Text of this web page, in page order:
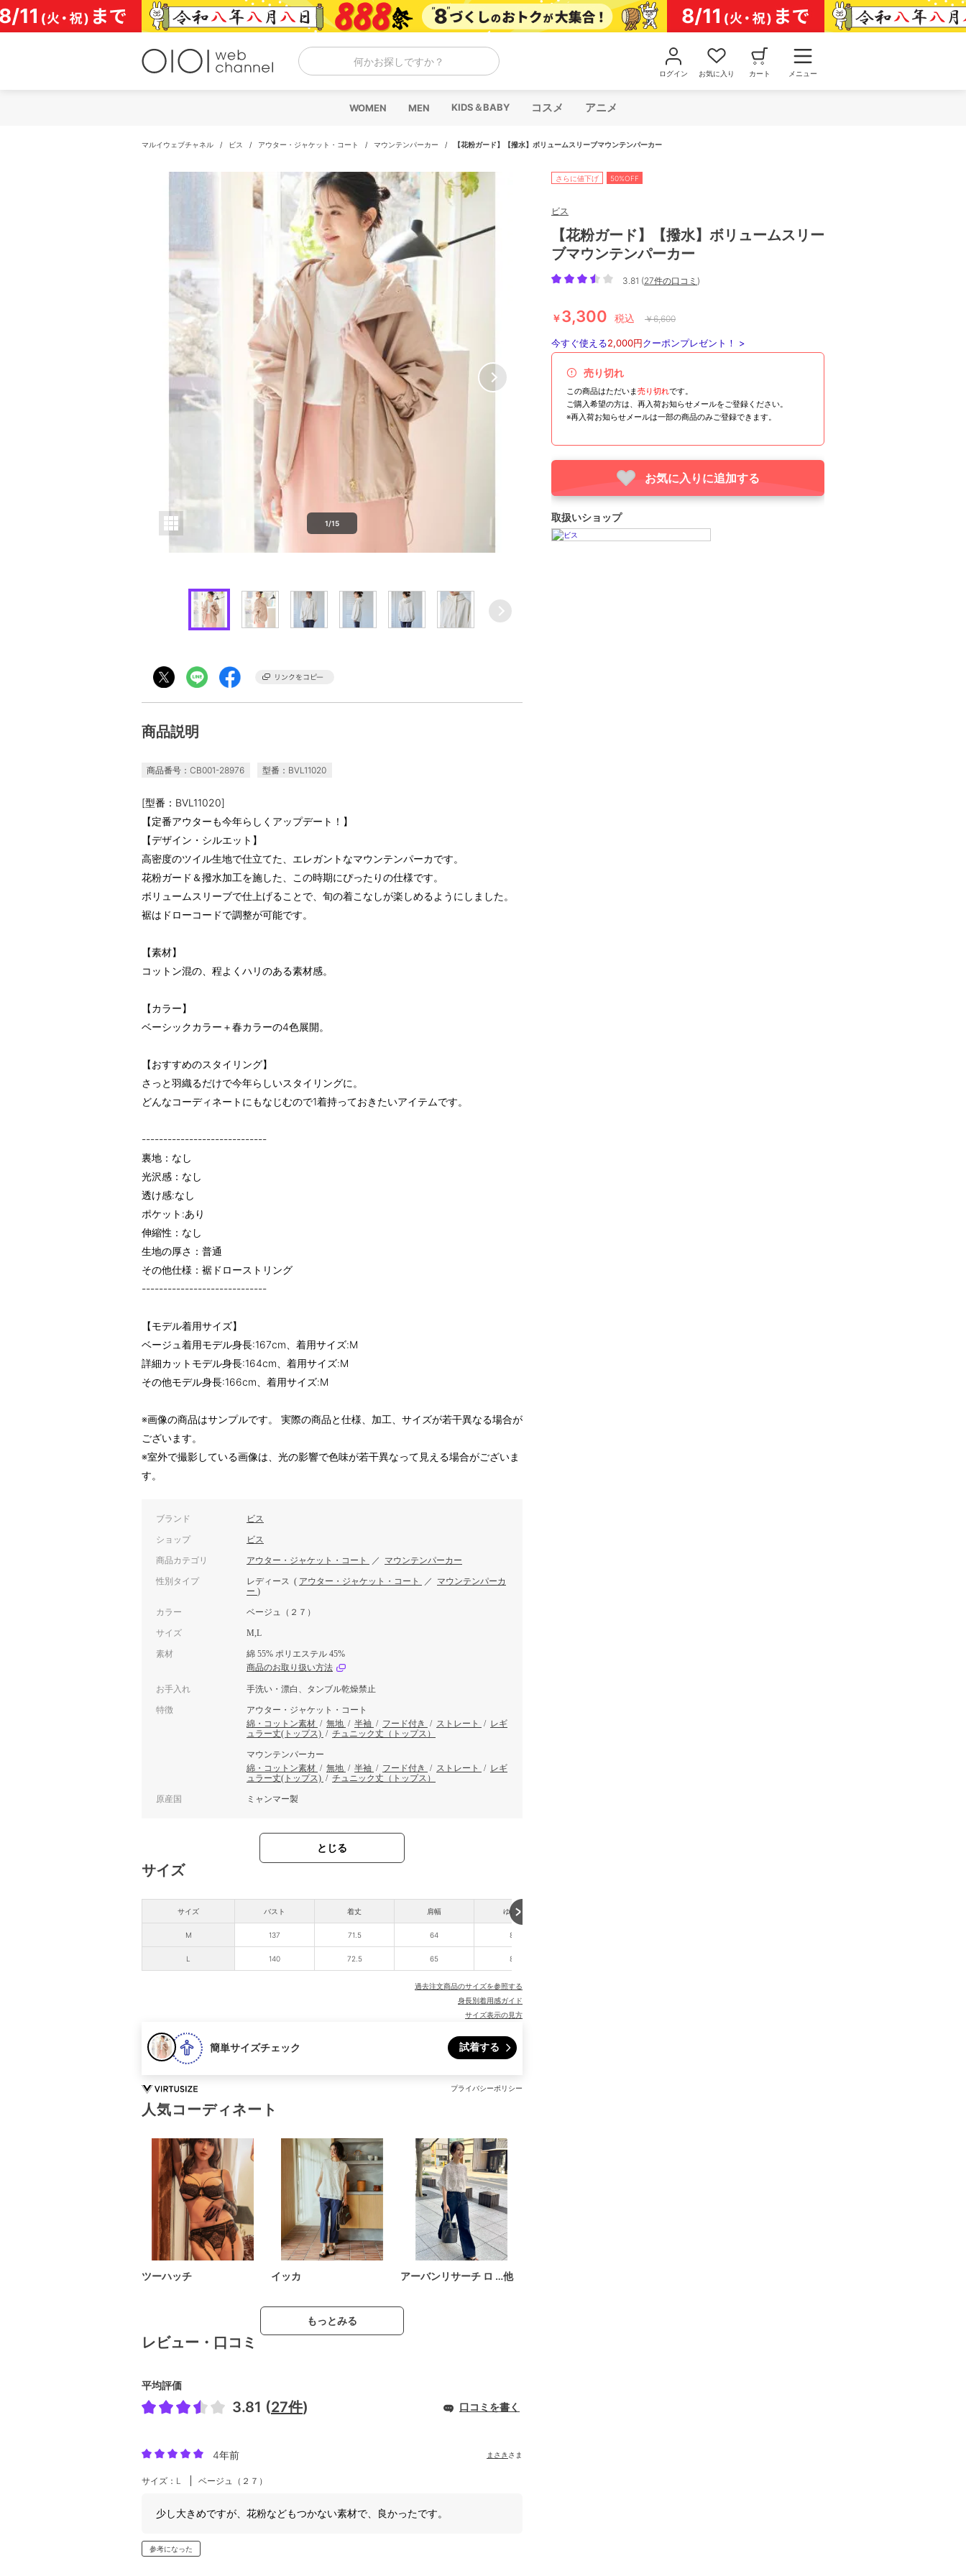
コ
ン
テ
何かお探しですか？
ログイン お気に入り カート メニュー
WOMEN MEN KIDS＆BABY コスメ アニメ
マルイウェブチャネル / ビス / アウター・ジャケット・コート / マウンテンパーカー / 【花粉ガード】【撥水】ボリュームスリーブマウンテンパーカー
1/15
商品説明
商品番号：CB001-28976 型番：BVL11020
[型番：BVL11020]
【定番アウターも今年らしくアップデート！】
【デザイン・シルエット】
高密度のツイル生地で仕立てた、エレガントなマウンテンパーカです。
花粉ガード＆撥水加工を施した、この時期にぴったりの仕様です。
ボリュームスリーブで仕上げることで、旬の着こなしが楽しめるようにしました。
裾はドローコードで調整が可能です。
【素材】
コットン混の、程よくハリのある素材感。
【カラー】
ベーシックカラー＋春カラーの4色展開。
【おすすめのスタイリング】
さっと羽織るだけで今年らしいスタイリングに。
どんなコーディネートにもなじむので1着持っておきたいアイテムです。
-----------------------------
裏地：なし
光沢感：なし
透け感:なし
ポケット:あり
伸縮性：なし
生地の厚さ：普通
その他仕様：裾ドローストリング
-----------------------------
【モデル着用サイズ】
ベージュ着用モデル身長:167cm、着用サイズ:M
詳細カットモデル身長:164cm、着用サイズ:M
その他モデル身長:166cm、着用サイズ:M
※画像の商品はサンプルです。 実際の商品と仕様、加工、サイズが若干異なる場合が
ございます。
※室外で撮影している画像は、光の影響で色味が若干異なって見える場合がございま
す。
ブランド ビス
ショップ ビス
商品カテゴリ アウター・ジャケット・コート ／ マウンテンパーカー
性別タイプ レディース ( アウター・ジャケット・コート ／ マウンテンパーカ
ー )
カラー ベージュ（２７）
サイズ M,L
素材
綿 55% ポリエステル 45%
商品のお取り扱い方法
お手入れ 手洗い・漂白、タンブル乾燥禁止
特徴
アウター・ジャケット・コート
綿・コットン素材 / 無地 / 半袖 / フード付き / ストレート / レギ
ュラー丈(トップス) / チュニック丈（トップス）
マウンテンパーカー
綿・コットン素材 / 無地 / 半袖 / フード付き / ストレート / レギ
ュラー丈(トップス) / チュニック丈（トップス）
原産国 ミャンマー製
とじる
サイズ
サイズ
M
L
バスト 着丈 肩幅 ゆき丈
137 71.5 64 82
140 72.5 65 83
過去注文商品のサイズを参照する
身長別着用感ガイド
サイズ表示の見方
簡単サイズチェック 試着する
プライバシーポリシー
人気コーディネート
ツーハッチ イッカ アーバンリサーチ ロ …他
もっとみる
レビュー・口コミ
平均評価
3.81 (27件) 口コミを書く
4年前 まさき さま
サイズ：L ベージュ（２７）
少し大きめですが、花粉などもつかない素材で、良かったです。
参考になった
さらに値下げ 50%OFF
ビス
【花粉ガード】【撥水】ボリュームスリー
ブマウンテンパーカー
3.81 (27件の口コミ )
￥3,300 税込 ￥6,600
今すぐ使える2,000円クーポンプレゼント！ >
売り切れ
この商品はただいま売り切れです。
ご購入希望の方は、再入荷お知らせメールをご登録ください。
※再入荷お知らせメールは一部の商品のみご登録できます。
お気に入りに追加する
取扱いショップ